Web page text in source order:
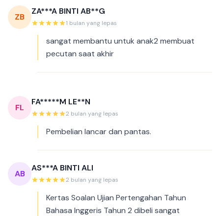
ZB
ZA***A BINTI AB**G
1 bulan yang lepas
sangat membantu untuk anak2 membuat
pecutan saat akhir
FL
FA*****M LE**N
2 bulan yang lepas
Pembelian lancar dan pantas.
AB
AS***A BINTI ALI
2 bulan yang lepas
Kertas Soalan Ujian Pertengahan Tahun
Bahasa Inggeris Tahun 2 dibeli sangat